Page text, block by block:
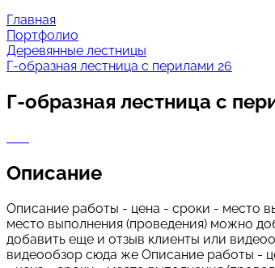
Главная
Портфолио
Деревянные лестницы
Г-образная лестница с перилами 26
Г-образная лестница с
Описание
Описание работы - цена - сроки - место
место выполнения (проведения) можно
добавить еще и отзыв клиенты или
видеообзор сюда же Описание работы -